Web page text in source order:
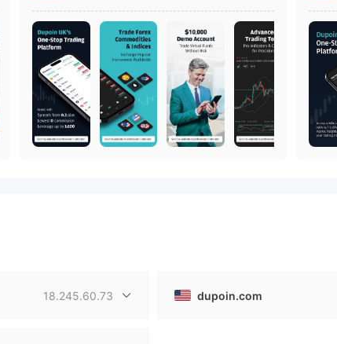
18.245.60.73 dupoin.com